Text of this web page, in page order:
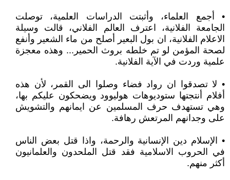
• أجمع العلماء، وأثبتت الدراسات العلمية، توصلت
الجامعة الفلانية، اعترف العالم الفلاني، قالت وسيلة
الاعلام الفلانية، ان بول البعير أصلح من ماء الشعير وأنفع
لصحة المؤمن لو تم خلطه بروث الحمير... وهذه معجزة
علمية وردت في الآية الفلانية.
• لا تصدقوا ان رواد فضاء وصلوا الى القمر، لأن هذه
أفلام أنتجتها ستوديوهات هوليوود ويضحكون عليكم بها،
وهي تستهدف حرف المسلمين عن ايمانهم والتشويش
على وجدانهم المرتعش رهافة.
• الإسلام دين الإنسانية والرحمة، واذا قتل بعض الناس
في الحروب الاسلامية فقد قتل الملحدون والعلمانيون
أكثر منهم.